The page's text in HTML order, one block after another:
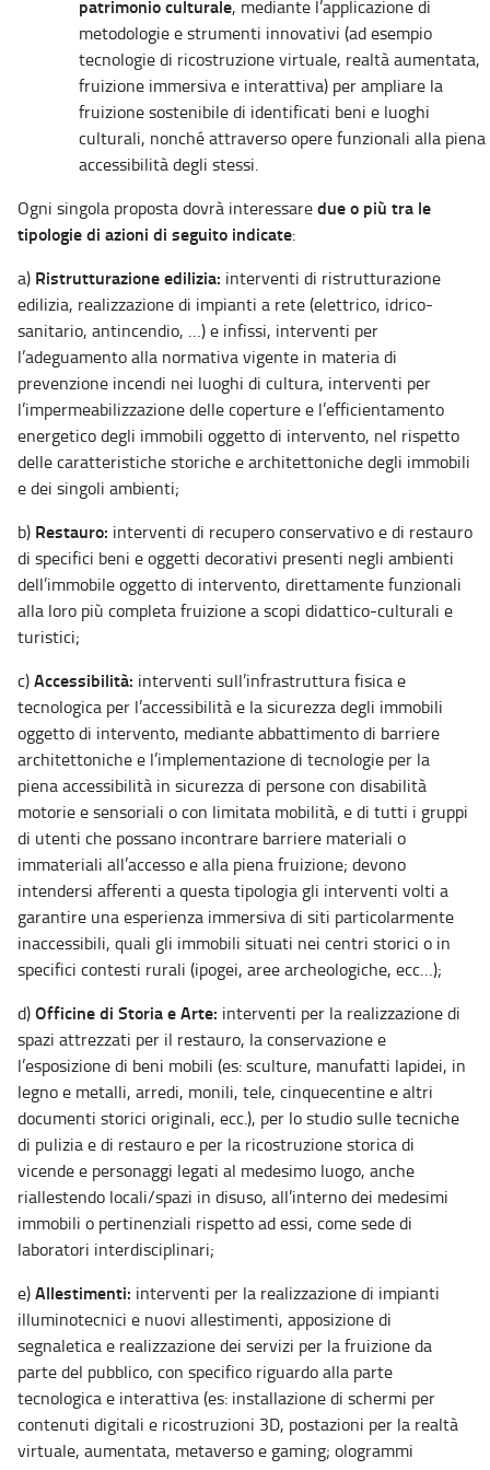
patrimonio culturale, mediante l’applicazione di
metodologie e strumenti innovativi (ad esempio
tecnologie di ricostruzione virtuale, realtà aumentata,
fruizione immersiva e interattiva) per ampliare la
fruizione sostenibile di identificati beni e luoghi
culturali, nonché attraverso opere funzionali alla piena
accessibilità degli stessi.
Ogni singola proposta dovrà interessaredue o più tra le
tipologie di azioni di seguito indicate:
a) Ristrutturazione edilizia: interventi di ristrutturazione
edilizia, realizzazione di impianti a rete (elettrico, idrico-
sanitario, antincendio, …) e infissi, interventi per
l’adeguamento alla normativa vigente in materia di
prevenzione incendi nei luoghi di cultura, interventi per
l’impermeabilizzazione delle coperture e l’efficientamento
energetico degli immobili oggetto di intervento, nel rispetto
delle caratteristiche storiche e architettoniche degli immobili
e dei singoli ambienti;
b) Restauro: interventi di recupero conservativo e di restauro
di specifici beni e oggetti decorativi presenti negli ambienti
dell’immobile oggetto di intervento, direttamente funzionali
alla loro più completa fruizione a scopi didattico-culturali e
turistici;
c)Accessibilità: interventi sull’infrastruttura fisica e
tecnologica per l’accessibilità e la sicurezza degli immobili
oggetto di intervento, mediante abbattimento di barriere
architettoniche e l’implementazione di tecnologie per la
piena accessibilità in sicurezza di persone con disabilità
motorie e sensoriali o con limitata mobilità, e di tutti i gruppi
di utenti che possano incontrare barriere materiali o
immateriali all’accesso e alla piena fruizione; devono
intendersi afferenti a questa tipologia gli interventi volti a
garantire una esperienza immersiva di siti particolarmente
inaccessibili, quali gli immobili situati nei centri storici o in
specifici contesti rurali (ipogei, aree archeologiche, ecc…);
d)Officine di Storia e Arte: interventi per la realizzazione di
spazi attrezzati per il restauro, la conservazione e
l’esposizione di beni mobili (es: sculture, manufatti lapidei, in
legno e metalli, arredi, monili, tele, cinquecentine e altri
documenti storici originali, ecc.), per lo studio sulle tecniche
di pulizia e di restauro e per la ricostruzione storica di
vicende e personaggi legati al medesimo luogo, anche
riallestendo locali/spazi in disuso, all’interno dei medesimi
immobili o pertinenziali rispetto ad essi, come sede di
laboratori interdisciplinari;
e)Allestimenti: interventi per la realizzazione di impianti
illuminotecnici e nuovi allestimenti, apposizione di
segnaletica e realizzazione dei servizi per la fruizione da
parte del pubblico, con specifico riguardo alla parte
tecnologica e interattiva (es: installazione di schermi per
contenuti digitali e ricostruzioni 3D, postazioni per la realtà
virtuale, aumentata, metaverso e gaming; ologrammi